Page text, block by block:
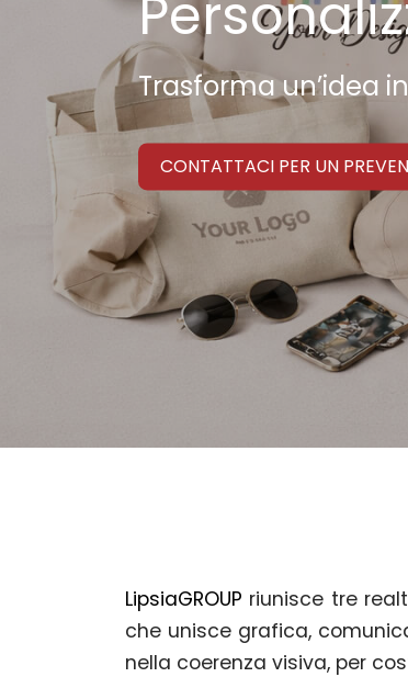
Trasforma un’idea
CONTATTACI PER UN
LipsiaGROUP riunisce tre
che unisce grafica,
nella coerenza visiva, per